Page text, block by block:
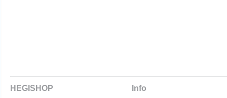
HEGISHOP Info